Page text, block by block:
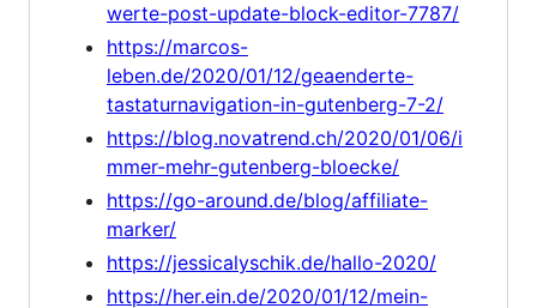
werte-post-update-block-editor-7787/
https://marcos-
leben.de/2020/01/12/geaenderte-
tastaturnavigation-in-gutenberg-7-2/
https://blog.novatrend.ch/2020/01/06/i
mmer-mehr-gutenberg-bloecke/
https://go-around.de/blog/affiliate-
marker/
https://jessicalyschik.de/hallo-2020/
https://her.ein.de/2020/01/12/mein-